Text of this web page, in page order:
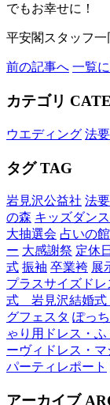
でもお幸せに！
平安閣スタッフ一
前の記事へ 一覧
カテゴリ
ウエディング 法要
タグ TAG
岩見沢公益社 法要
の森 キッズダンス
大抽選会 占いの館
ー 大感謝祭 定休日
式 振袖 卒業袴 展
プラスサイズド
式 岩見沢結婚式
グフェスタ ぽっ
ゃり用ドレス・
ーヴィドレス・
パーティレポート
アーカイブ